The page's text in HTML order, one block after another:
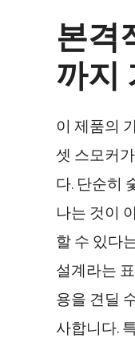
본격
까지
이 제품의
셋 스모커
다. 단순히
나는 것이
할 수 있다
설계라는
용을 견딜
사합니다.